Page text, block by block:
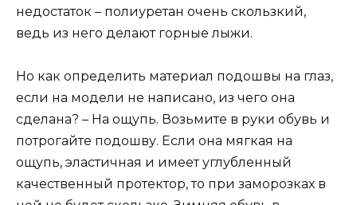
недостаток – полиуретан очень скользкий,
ведь из него делают горные лыжи.
Но как определить материал подошвы на глаз,
если на модели не написано, из чего она
сделана? – На ощупь. Возьмите в руки обувь и
потрогайте подошву. Если она мягкая на
ощупь, эластичная и имеет углубленный
качественный протектор, то при заморозках в